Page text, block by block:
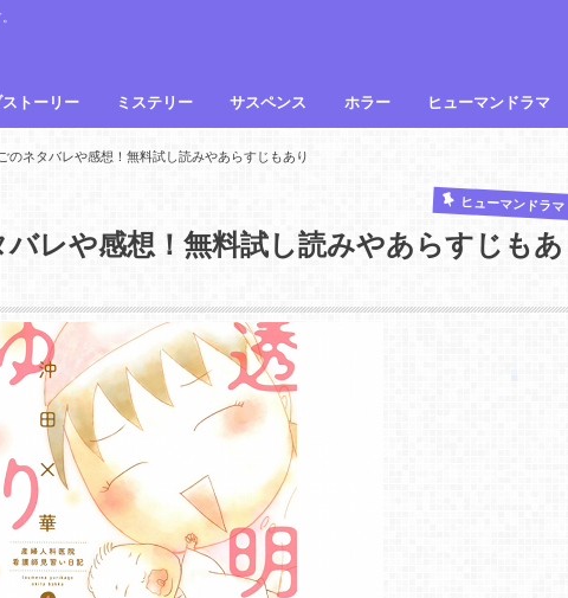
トーリー ミステリー サスペンス ホラー ヒューマンドラマ
のネタバレや感想！無料試し読みやあらすじもあり
ヒューマンドラマ
レや感想！無料試し読みやあらすじもあ